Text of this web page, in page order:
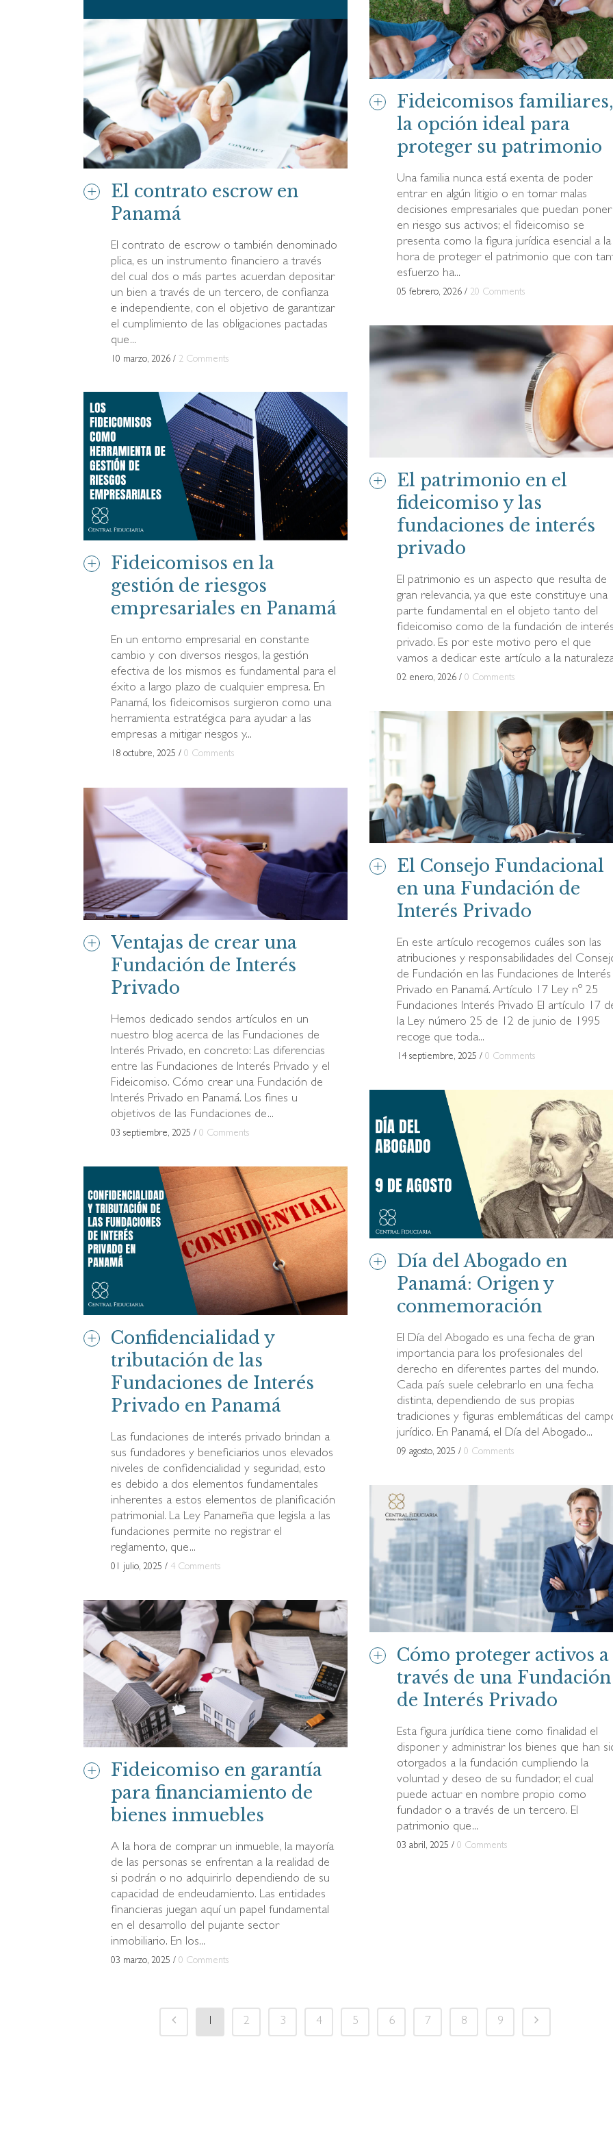
El contrato escrow en
Panamá
El contrato de escrow o también denominado
plica, es un instrumento financiero a través
del cual dos o más partes acuerdan depositar
un bien a través de un tercero, de confianza
e independiente, con el objetivo de garantizar
el cumplimiento de las obligaciones pactadas
que...
10 marzo, 2026 / 2 Comments
Fideicomisos familiares,
la opción ideal para
proteger su patrimonio
Una familia nunca está exenta de poder
entrar en algún litigio o en tomar malas
decisiones empresariales que puedan poner
en riesgo sus activos; el fideicomiso se
presenta como la figura jurídica esencial a la
hora de proteger el patrimonio que con
esfuerzo ha...
05 febrero, 2026 / 20 Comments
El patrimonio en el
fideicomiso y las
fundaciones de interés
privado
El patrimonio es un aspecto que resulta de
gran relevancia, ya que este constituye una
parte fundamental en el objeto tanto del
fideicomiso como de la fundación de
privado. Es por este motivo pero el que
vamos a dedicar este artículo a la
02 enero, 2026 / 0 Comments
Fideicomisos en la
gestión de riesgos
empresariales en Panamá
En un entorno empresarial en constante
cambio y con diversos riesgos, la gestión
efectiva de los mismos es fundamental para el
éxito a largo plazo de cualquier empresa. En
Panamá, los fideicomisos surgieron como una
herramienta estratégica para ayudar a las
empresas a mitigar riesgos y...
18 octubre, 2025 / 0 Comments
El Consejo Fundacional
en una Fundación de
Interés Privado
En este artículo recogemos cuáles son las
atribuciones y responsabilidades del
de Fundación en las Fundaciones de Interés
Privado en Panamá. Artículo 17 Ley nº 25
Fundaciones Interés Privado El artículo 17
la Ley número 25 de 12 de junio de 1995
recoge que toda...
14 septiembre, 2025 / 0 Comments
Ventajas de crear una
Fundación de Interés
Privado
Hemos dedicado sendos artículos en un
nuestro blog acerca de las Fundaciones de
Interés Privado, en concreto: Las diferencias
entre las Fundaciones de Interés Privado y el
Fideicomiso. Cómo crear una Fundación de
Interés Privado en Panamá. Los fines u
objetivos de las Fundaciones de...
03 septiembre, 2025 / 0 Comments
Día del Abogado en
Panamá: Origen y
conmemoración
El Día del Abogado es una fecha de gran
importancia para los profesionales del
derecho en diferentes partes del mundo.
Cada país suele celebrarlo en una fecha
distinta, dependiendo de sus propias
tradiciones y figuras emblemáticas del
jurídico. En Panamá, el Día del Abogado...
09 agosto, 2025 / 0 Comments
Confidencialidad y
tributación de las
Fundaciones de Interés
Privado en Panamá
Las fundaciones de interés privado brindan a
sus fundadores y beneficiarios unos elevados
niveles de confidencialidad y seguridad, esto
es debido a dos elementos fundamentales
inherentes a estos elementos de planificación
patrimonial. La Ley Panameña que legisla a las
fundaciones permite no registrar el
reglamento, que...
01 julio, 2025 / 4 Comments
Cómo proteger activos a
través de una Fundación
de Interés Privado
Esta figura jurídica tiene como finalidad el
disponer y administrar los bienes que han
otorgados a la fundación cumpliendo la
voluntad y deseo de su fundador, el cual
puede actuar en nombre propio como
fundador o a través de un tercero. El
patrimonio que...
03 abril, 2025 / 0 Comments
Fideicomiso en garantía
para financiamiento de
bienes inmuebles
A la hora de comprar un inmueble, la mayoría
de las personas se enfrentan a la realidad de
si podrán o no adquirirlo dependiendo de su
capacidad de endeudamiento. Las entidades
financieras juegan aquí un papel fundamental
en el desarrollo del pujante sector
inmobiliario. En los...
03 marzo, 2025 / 0 Comments
1 2 3 4 5 6 7 8 9